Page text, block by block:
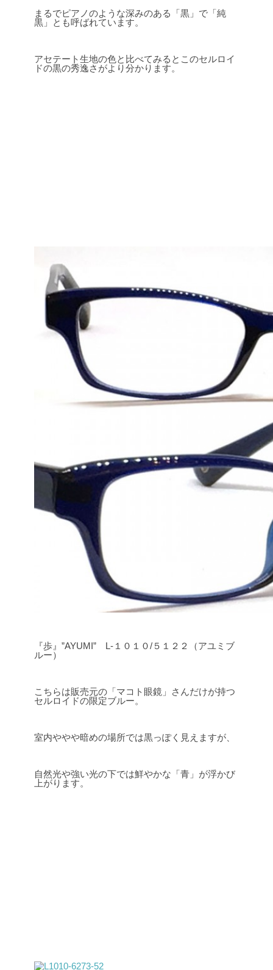
まるでピアノのような深みのある「黒」で「純
黒」とも呼ばれています。
アセテート生地の色と比べてみるとこのセルロイ
ドの黒の秀逸さがより分かります。
『歩』”AYUMI” L-１０１０/５１２２（アユミブ
ルー）
こちらは販売元の「マコト眼鏡」さんだけが持つ
セルロイドの限定ブルー。
室内ややや暗めの場所では黒っぽく見えますが、
自然光や強い光の下では鮮やかな「青」が浮かび
上がります。